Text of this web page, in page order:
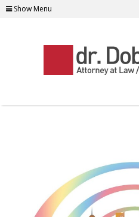
Show Menu